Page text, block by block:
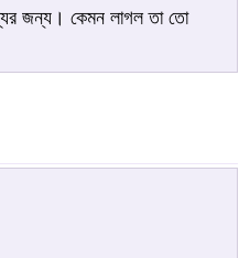
জন্য। কেমন লাগল তা তো